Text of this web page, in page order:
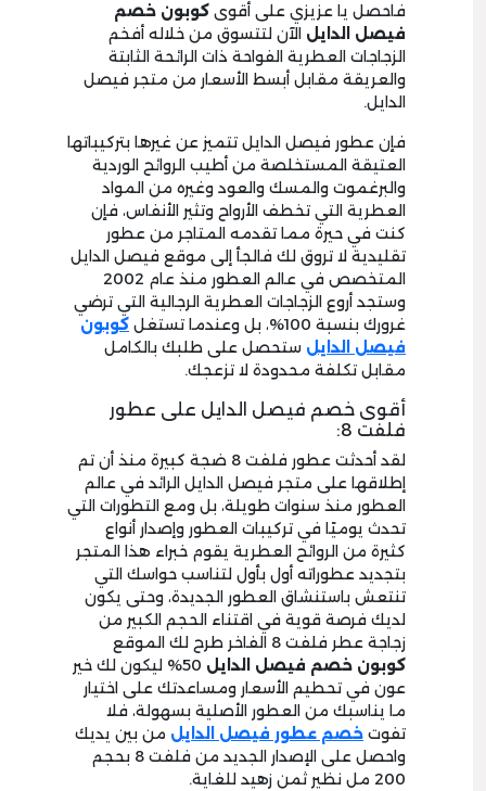
فاحصل يا عزيزي على أقوى كوبون خصم
فيصل الدايل الآن لتتسوق من خلاله أفخم
الزجاجات العطرية الفواحة ذات الرائحة الثابتة
والعريقة مقابل أبسط الأسعار من متجر فيصل
الدايل.
فإن عطور فيصل الدايل تتميز عن غيرها بتركيباتها
العتيقة المستخلصة من أطيب الروائح الوردية
والبرغموت والمسك والعود وغيره من المواد
العطرية التي تخطف الأرواح وتثير الأنفاس، فإن
كنت في حيرة مما تقدمه المتاجر من عطور
تقليدية لا تروق لك فالجأ إلى موقع فيصل الدايل
المتخصص في عالم العطور منذ عام 2002
وستجد أروع الزجاجات العطرية الرجالية التي ترضي
غرورك بنسبة 100%، بل وعندما تستغل
كوبون
فيصل الدايل ستحصل على طلبك بالكامل
مقابل تكلفة محدودة لا تزعجك.
أقوى خصم فيصل الدايل على عطور
فلفت 8:
لقد أحدثت عطور فلفت 8 ضجة كبيرة منذ أن تم
إطلاقها على متجر فيصل الدايل الرائد في عالم
العطور منذ سنوات طويلة، بل ومع التطورات التي
تحدث يوميًا في تركيبات العطور وإصدار أنواع
كثيرة من الروائح العطرية يقوم خبراء هذا المتجر
بتجديد عطوراته أول بأول لتناسب حواسك التي
تنتعش باستنشاق العطور الجديدة، وحتى يكون
لديك فرصة قوية في اقتناء الحجم الكبير من
زجاجة عطر فلفت 8 الفاخر طرح لك الموقع
كوبون خصم فيصل
الدايل
50% ليكون لك خير
عون في تحطيم الأسعار ومساعدتك على اختيار
ما يناسبك من العطور الأصلية بسهولة، فلا
تفوت خصم عطور فيصل الدايل من بين يديك
واحصل على الإصدار الجديد من فلفت 8 بحجم
200 مل نظير ثمن زهيد للغاية.